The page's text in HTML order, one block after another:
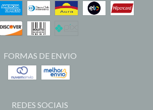
FORMAS DE ENVIO
REDES SOCIAIS